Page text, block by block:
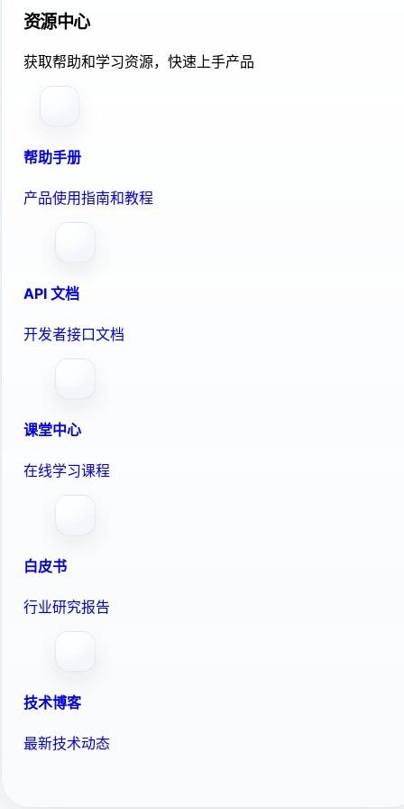
资源中心
获取帮助和学习资源，快速上手产品
帮助手册
产品使用指南和教程
API 文档
开发者接口文档
课堂中心
在线学习课程
白皮书
行业研究报告
技术博客
最新技术动态